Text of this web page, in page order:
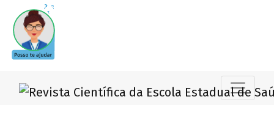
ESTUDO EPIDEMIOLÓGICO DAS INTERNAÇÕES POR USO